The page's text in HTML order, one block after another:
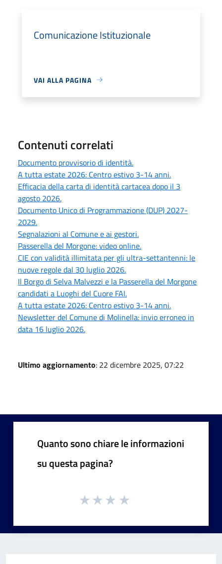
Comunicazione Istituzionale
VAI ALLA PAGINA
Contenuti correlati
Documento provvisorio di identità.
A tutta estate 2026: Centro estivo 3-14 anni.
Efficacia della carta di identità cartacea dopo il 3
agosto 2026.
Documento Unico di Programmazione (DUP) 2027-
2029.
Segnalazioni al Comune e ai gestori.
Passerella del Morgone: video online.
CIE con validità illimitata per gli ultra-settantenni: le
nuove regole dal 30 luglio 2026.
Il Borgo di Selva Malvezzi e la Passerella del Morgone
candidati a Luoghi del Cuore FAI.
A tutta estate 2026: Centro estivo 3-14 anni.
Newsletter del Comune di Molinella: invio erroneo in
data 16 luglio 2026.
Ultimo aggiornamento: 22 dicembre 2025, 07:22
Quanto sono chiare le informazioni
su questa pagina?